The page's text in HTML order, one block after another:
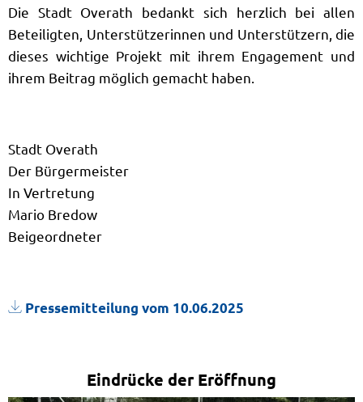
Die Stadt Overath bedankt sich herzlich bei allen
Beteiligten, Unterstützerinnen und Unterstützern, die
dieses wichtige Projekt mit ihrem Engagement und
ihrem Beitrag möglich gemacht haben.
Stadt Overath
Der Bürgermeister
In Vertretung
Mario Bredow
Beigeordneter
Pressemitteilung vom 10.06.2025
Eindrücke der Eröffnung